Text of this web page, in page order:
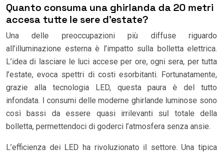
Quanto consuma una ghirlanda da 20 metri
accesa tutte le sere d’estate?
Una delle preoccupazioni più diffuse riguardo
all’illuminazione esterna è l’impatto sulla bolletta elettrica.
L’idea di lasciare le luci accese per ore, ogni sera, per tutta
l’estate, evoca spettri di costi esorbitanti. Fortunatamente,
grazie alla tecnologia LED, questa paura è del tutto
infondata. I consumi delle moderne ghirlande luminose sono
così bassi da essere quasi irrilevanti sul totale della
bolletta, permettendoci di goderci l’atmosfera senza ansie.
L’efficienza dei LED ha rivoluzionato il settore. Una tipica